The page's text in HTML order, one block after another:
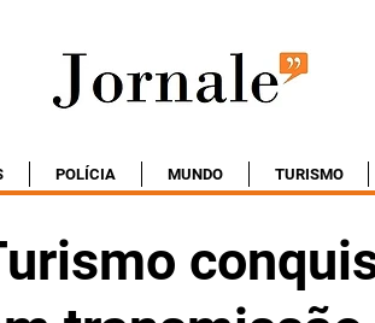
POLÍCIA MUNDO TURISMO